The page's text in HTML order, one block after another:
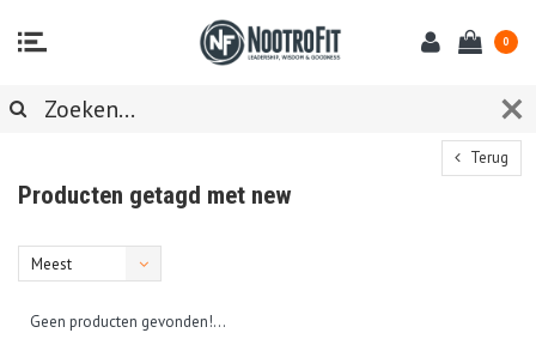
0
Terug
Producten getagd met new
Meest
Geen producten gevonden!...